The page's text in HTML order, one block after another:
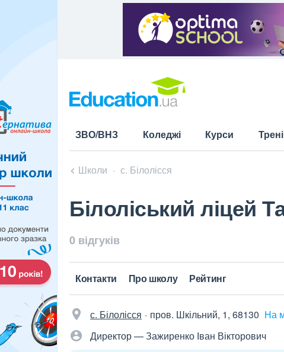
ЗВО/ВНЗ Коледжі Курси
Школи с. Білолісся
Білоліський ліцей
0 відгуків
Контакти Про школу Рейтинг
с. Білолісся пров. Шкільний, 1, 68130 На
Директор — Зажиренко Іван Вікторович